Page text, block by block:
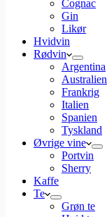
Cognac
Gin
Likør
Hvidvin
Rødvin
Argentina
Australien
Frankrig
Italien
Spanien
Tyskland
Øvrige vine
Portvin
Sherry
Kaffe
Te
Grøn te